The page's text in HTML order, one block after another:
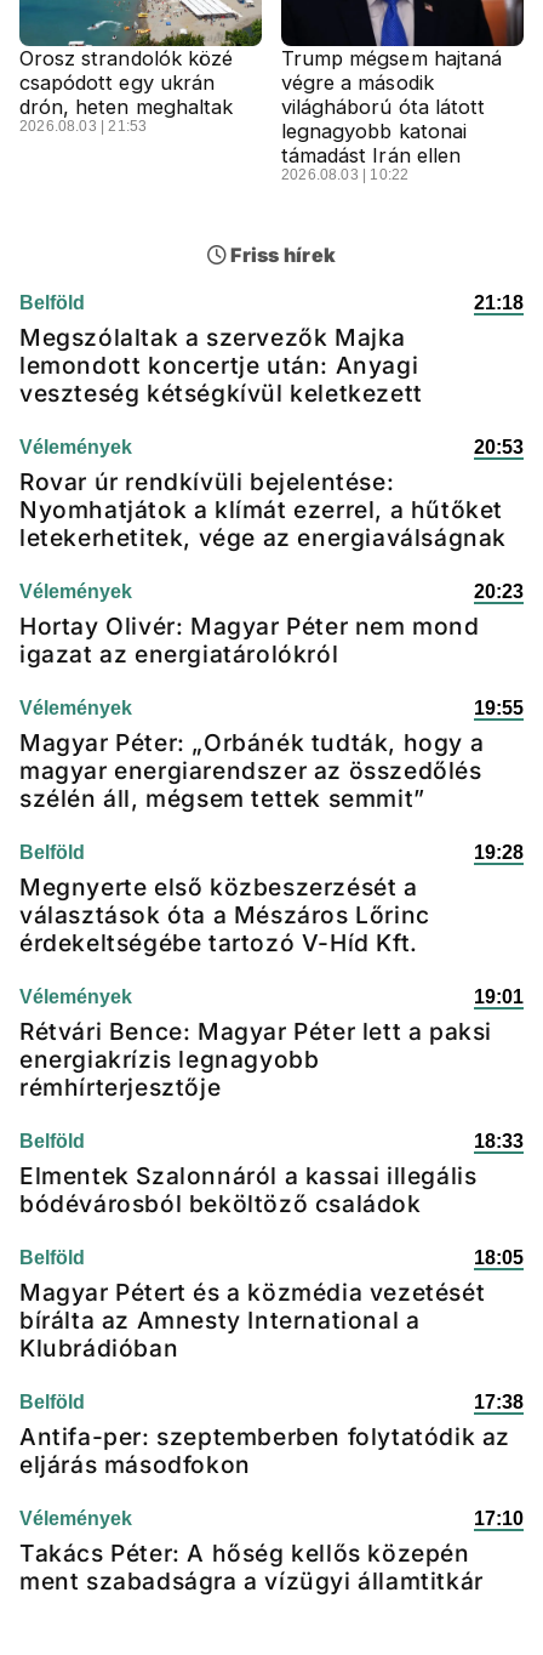
Orosz strandolók közé
csapódott egy ukrán
drón, heten meghaltak
2026.08.03 | 21:53
Trump mégsem hajtaná
végre a második
világháború óta látott
legnagyobb katonai
támadást Irán ellen
2026.08.03 | 10:22
Friss hírek
Belföld 21:18
Megszólaltak a szervezők Majka
lemondott koncertje után: Anyagi
veszteség kétségkívül keletkezett
Vélemények 20:53
Rovar úr rendkívüli bejelentése:
Nyomhatjátok a klímát ezerrel, a hűtőket
letekerhetitek, vége az energiaválságnak
Vélemények 20:23
Hortay Olivér: Magyar Péter nem mond
igazat az energiatárolókról
Vélemények 19:55
Magyar Péter: „Orbánék tudták, hogy a
magyar energiarendszer az összedőlés
szélén áll, mégsem tettek semmit”
Belföld 19:28
Megnyerte első közbeszerzését a
választások óta a Mészáros Lőrinc
érdekeltségébe tartozó V-Híd Kft.
Vélemények 19:01
Rétvári Bence: Magyar Péter lett a paksi
energiakrízis legnagyobb
rémhírterjesztője
Belföld 18:33
Elmentek Szalonnáról a kassai illegális
bódévárosból beköltöző családok
Belföld 18:05
Magyar Pétert és a közmédia vezetését
bírálta az Amnesty International a
Klubrádióban
Belföld 17:38
Antifa-per: szeptemberben folytatódik az
eljárás másodfokon
Vélemények 17:10
Takács Péter: A hőség kellős közepén
ment szabadságra a vízügyi államtitkár